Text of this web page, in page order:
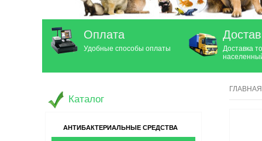
Оплата
Удобные способы оплаты
Доставка
ГЛАВНАЯ
Каталог
АНТИБАКТЕРИАЛЬНЫЕ СРЕДСТВА